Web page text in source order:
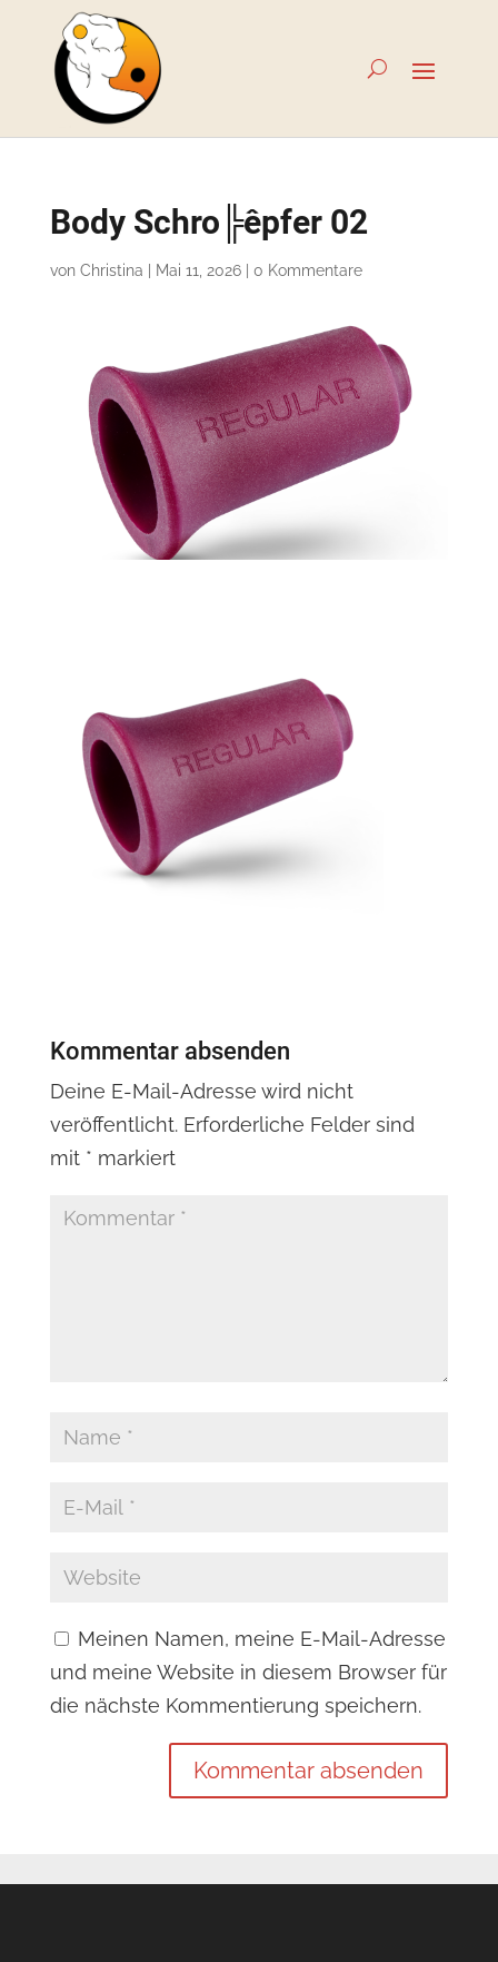
Body Schro╠êpfer 02
von Christina Mai 11, 2026| 0 Kommentare
Kommentar absenden
Deine E-Mail-Adresse wird nicht
veröffentlicht. Erforderliche Felder sind
mit * markiert
Meinen Namen, meine E-Mail-Adresse
und meine Website in diesem Browser für
die nächste Kommentierung speichern.